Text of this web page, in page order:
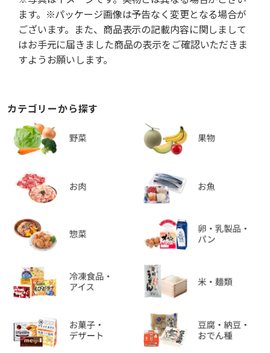
ます。※パッケージ画像は予告なく変更となる場合が
ございます。また、商品表示の記載内容に関しまして
はお手元に届きました商品の表示をご確認いただきま
すようお願いします。
カテゴリーから探す